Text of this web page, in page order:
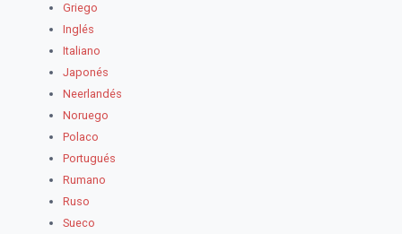
Griego
Inglés
Italiano
Japonés
Neerlandés
Noruego
Polaco
Portugués
Rumano
Ruso
Sueco